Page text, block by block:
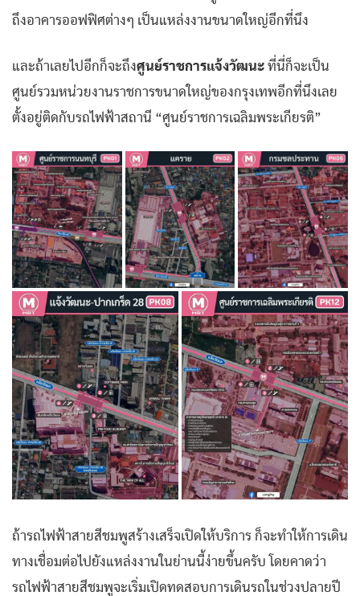
ถึงอาคารออฟฟิศต่างๆ เป็นแหล่งงานขนาดใหญ่อีกที่นึง
และถ้าเลยไปอีกก็จะถึงศูนย์ราชการแจ้งวัฒนะ ที่นี่ก็จะเป็น
ศูนย์รวมหน่วยงานราชการขนาดใหญ่ของกรุงเทพอีกที่นึงเลย
ตั้งอยู่ติดกับรถไฟฟ้าสถานี “ศูนย์ราชการเฉลิมพระเกียรติ”
ถ้ารถไฟฟ้าสายสีชมพูสร้างเสร็จเปิดให้บริการ ก็จะทำให้การเดิน
ทางเชื่อมต่อไปยังแหล่งงานในย่านนี้ง่ายขึ้นครับ โดยคาดว่า
รถไฟฟ้าสายสีชมพูจะเริ่มเปิดทดสอบการเดินรถในช่วงปลายปี